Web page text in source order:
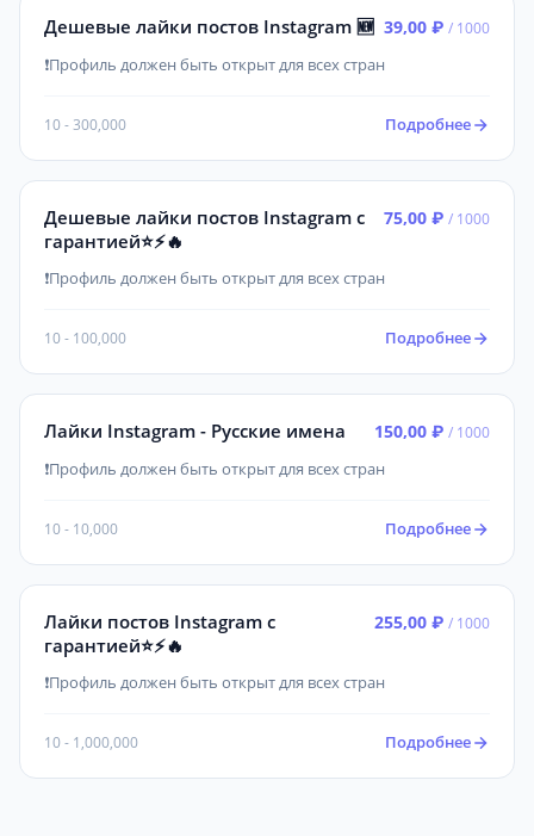
Дешевые лайки постов Instagram 🆕 39,00 ₽ / 1000
❗Профиль должен быть открыт для всех стран
10 - 300,000 Подробнее
Дешевые лайки постов Instagram с
гарантией⭐⚡️🔥
75,00 ₽ / 1000
❗Профиль должен быть открыт для всех стран
10 - 100,000 Подробнее
Лайки Instagram - Русские имена 150,00 ₽ / 1000
❗Профиль должен быть открыт для всех стран
10 - 10,000 Подробнее
Лайки постов Instagram с
гарантией⭐⚡️🔥
255,00 ₽ / 1000
❗Профиль должен быть открыт для всех стран
10 - 1,000,000 Подробнее